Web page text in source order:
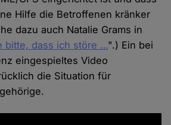
Hilfe die Betroffenen kränker
dazu auch Natalie Grams in
bitte, dass ich störe …".) Ein bei
eingespieltes Video
die Situation für